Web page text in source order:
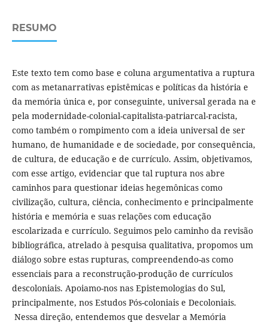
RESUMO
Este texto tem como base e coluna argumentativa a ruptura
com as metanarrativas epistêmicas e políticas da história e
da memória única e, por conseguinte, universal gerada na e
pela modernidade-colonial-capitalista-patriarcal-racista,
como também o rompimento com a ideia universal de ser
humano, de humanidade e de sociedade, por consequência,
de cultura, de educação e de currículo. Assim, objetivamos,
com esse artigo, evidenciar que tal ruptura nos abre
caminhos para questionar ideias hegemônicas como
civilização, cultura, ciência, conhecimento e principalmente
história e memória e suas relações com educação
escolarizada e currículo. Seguimos pelo caminho da revisão
bibliográfica, atrelado à pesquisa qualitativa, propomos um
diálogo sobre estas rupturas, compreendendo-as como
essenciais para a reconstrução-produção de currículos
descoloniais. Apoiamo-nos nas Epistemologias do Sul,
principalmente, nos Estudos Pós-coloniais e Decoloniais.
Nessa direção, entendemos que desvelar a Memória